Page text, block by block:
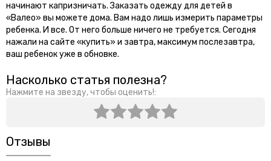
начинают капризничать. Заказать одежду для детей в
«Валео» вы можете дома. Вам надо лишь измерить параметры
ребенка. И все. От него больше ничего не требуется. Сегодня
нажали на сайте «купить» и завтра, максимум послезавтра,
ваш ребенок уже в обновке.
Насколько статья полезна?
Нажмите на звезду, чтобы оценить!:
Отзывы